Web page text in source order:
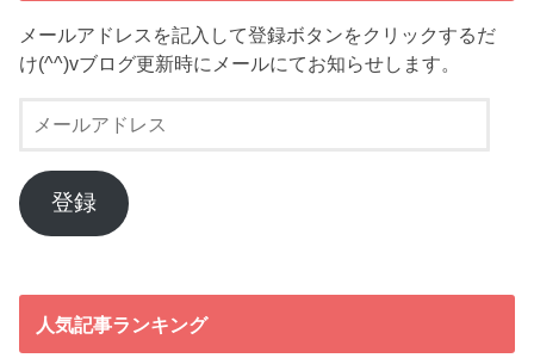
メールアドレスを記入して登録ボタンをクリックするだ
け(^^)vブログ更新時にメールにてお知らせします。
ー
ア
ド
登録
人気記事ランキング